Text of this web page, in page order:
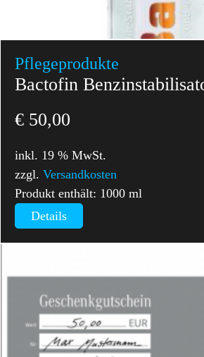
Pflegeprodukte
Bactofin
€ 50,00
inkl. 19 % MwSt.
zzgl.Versandkosten
Produkt enthält: 1000ml
Details